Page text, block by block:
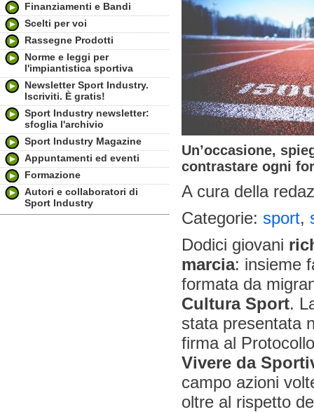
Finanziamenti e Bandi
Scelti per voi
Rassegne Prodotti
Norme e leggi per
l'impiantistica sportiva
Newsletter Sport Industry.
Iscriviti. È gratis!
Sport Industry newsletter:
sfoglia l'archivio
Sport Industry Magazine
Appuntamenti ed eventi
Formazione
Autori e collaboratori di
Sport Industry
Un’occasione,
contrastare ogni
A cura della
Categorie: sport,
Dodici giovani
marcia: insieme
formata da
Cultura Sport.
stata presentata
firma al
Vivere da
campo azioni
oltre al rispetto